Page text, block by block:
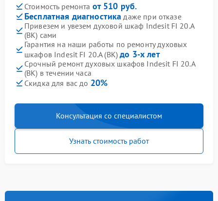
Стоимость ремонта от 510 руб.
Бесплатная диагностика даже при отказе
Привезем и увезем духовой шкаф Indesit FI 20.A
(BK) сами
Гарантия на наши работы по ремонту духовых
шкафов Indesit FI 20.A (BK)до 3-х лет
Срочный ремонт духовых шкафов Indesit FI 20.A
(BK) в течении часа
Скидка для вас до 20%
Консультация со специалистом
Узнать стоимость работ